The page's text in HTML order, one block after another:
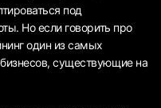
под
Но если говорить про
один из самых
существующие на